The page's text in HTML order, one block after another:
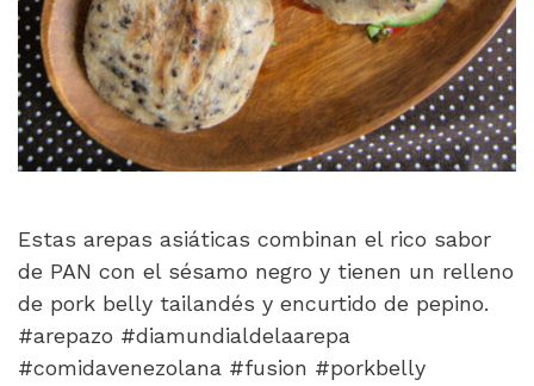
Estas arepas asiáticas combinan el rico sabor
de PAN con el sésamo negro y tienen un relleno
de pork belly tailandés y encurtido de pepino.
#arepazo #diamundialdelaarepa
#comidavenezolana #fusion #porkbelly